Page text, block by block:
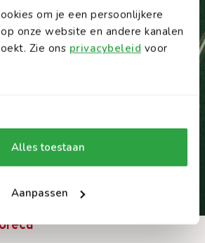
om je een persoonlijkere
onze website en andere kanalen
Zie ons privacybeleid voor
Alles toestaan
Aanpassen